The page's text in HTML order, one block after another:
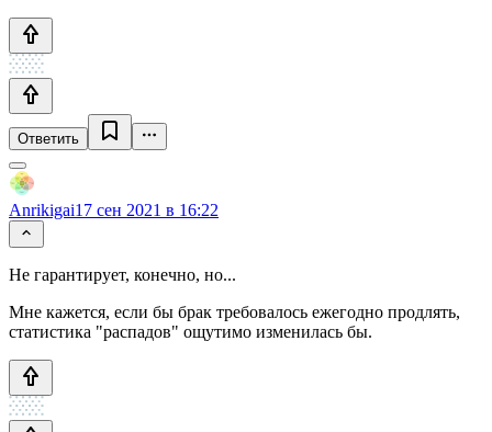
Ответить
Anrikigai17 сен 2021 в 16:22
Не гарантирует, конечно, но...
Мне кажется, если бы брак требовалось ежегодно продлять,
статистика "распадов" ощутимо изменилась бы.